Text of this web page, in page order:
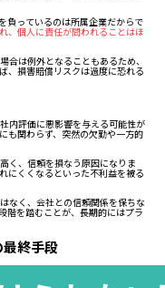
負っているのは所属企業だからで
、個人に責任が問われることはほ
合は例外となることもあるため、
、損害賠償リスクは過度に恐れる
内評価に悪影響を与える可能性が
も関わらず、突然の欠勤や一方的
く、信頼を損なう原因になりま
にくくなるといった不利益を被る
なく、会社との信頼関係を保ちな
階を踏むことが、長期的にはプラ
終手段